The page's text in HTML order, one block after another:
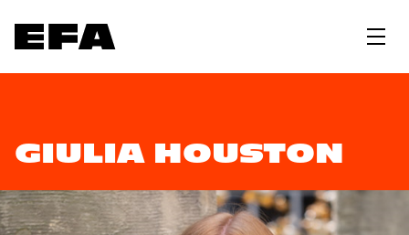
GIULIA HOUSTON